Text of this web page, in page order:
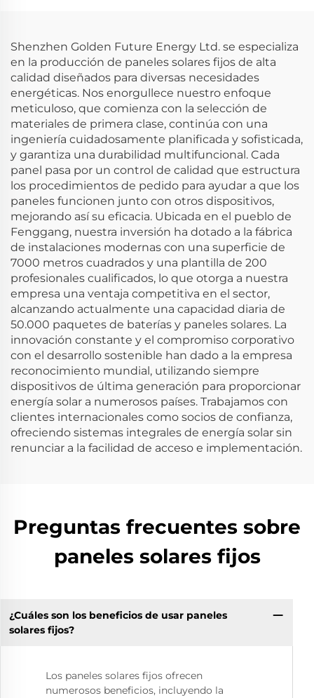
Exterior e Interior
Shenzhen Golden Future Energy Ltd. se especializa
en la producción de paneles solares fijos de alta
calidad diseñados para diversas necesidades
energéticas. Nos enorgullece nuestro enfoque
meticuloso, que comienza con la selección de
materiales de primera clase, continúa con una
ingeniería cuidadosamente planificada y sofisticada,
y garantiza una durabilidad multifuncional. Cada
panel pasa por un control de calidad que estructura
los procedimientos de pedido para ayudar a que los
paneles funcionen junto con otros dispositivos,
mejorando así su eficacia. Ubicada en el pueblo de
Fenggang, nuestra inversión ha dotado a la fábrica
de instalaciones modernas con una superficie de
7000 metros cuadrados y una plantilla de 200
profesionales cualificados, lo que otorga a nuestra
empresa una ventaja competitiva en el sector,
alcanzando actualmente una capacidad diaria de
50.000 paquetes de baterías y paneles solares. La
innovación constante y el compromiso corporativo
con el desarrollo sostenible han dado a la empresa
reconocimiento mundial, utilizando siempre
dispositivos de última generación para proporcionar
energía solar a numerosos países. Trabajamos con
clientes internacionales como socios de confianza,
ofreciendo sistemas integrales de energía solar sin
renunciar a la facilidad de acceso e implementación.
Preguntas frecuentes sobre
paneles solares fijos
¿Cuáles son los beneficios de usar paneles
solares fijos?
Los paneles solares fijos ofrecen
numerosos beneficios, incluyendo la